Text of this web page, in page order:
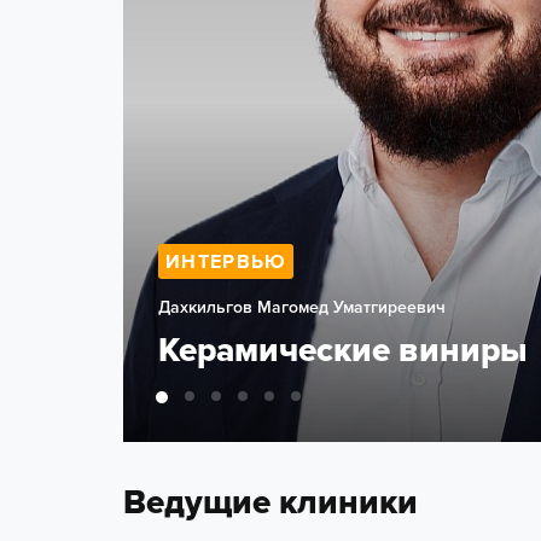
ИНТЕРВЬЮ
Дахкильгов Магомед Уматгиреевич
Керамические виниры
Ведущие клиники